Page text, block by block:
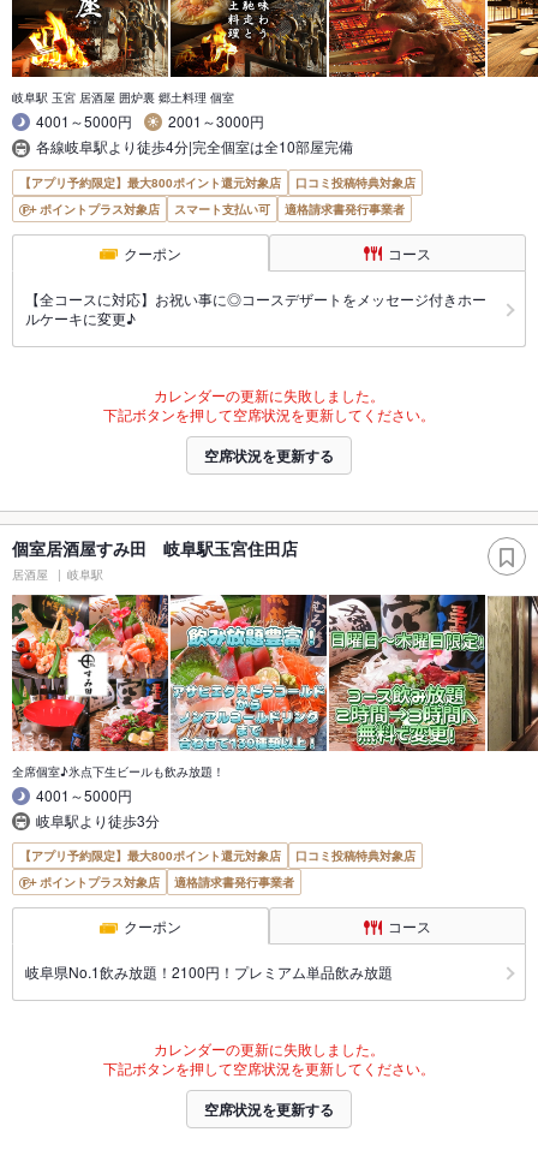
岐阜駅 玉宮 居酒屋 囲炉裏 郷土料理 個室
4001～5000円
2001～3000円
各線岐阜駅より徒歩4分|完全個室は全10部屋完備
【アプリ予約限定】最大800ポイント還元対象店
口コミ投稿特典対象店
ポイントプラス対象店
スマート支払い可 適格請求書発行事業者
クーポン コース
【全コースに対応】お祝い事に◎コースデザートをメッセージ付きホー
ルケーキに変更♪
カレンダーの更新に失敗しました。
下記ボタンを押して空席状況を更新してください。
空席状況を更新する
個室居酒屋すみ田 岐阜駅玉宮住田店
居酒屋 岐阜駅
全席個室♪氷点下生ビールも飲み放題！
4001～5000円
岐阜駅より徒歩3分
【アプリ予約限定】最大800ポイント還元対象店
口コミ投稿特典対象店
ポイントプラス対象店
適格請求書発行事業者
クーポン コース
岐阜県No.1飲み放題！2100円！プレミアム単品飲み放題
カレンダーの更新に失敗しました。
下記ボタンを押して空席状況を更新してください。
空席状況を更新する